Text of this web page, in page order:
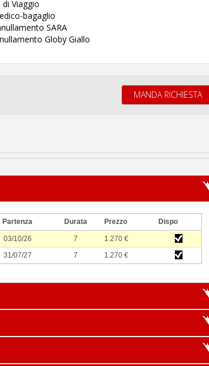
Viaggio
bagaglio
SARA
Globy Giallo
MANDA RICHIESTA
Partenza Durata Prezzo Dispo
03/10/26 7
1.270 €
31/07/27 7 1.270 €